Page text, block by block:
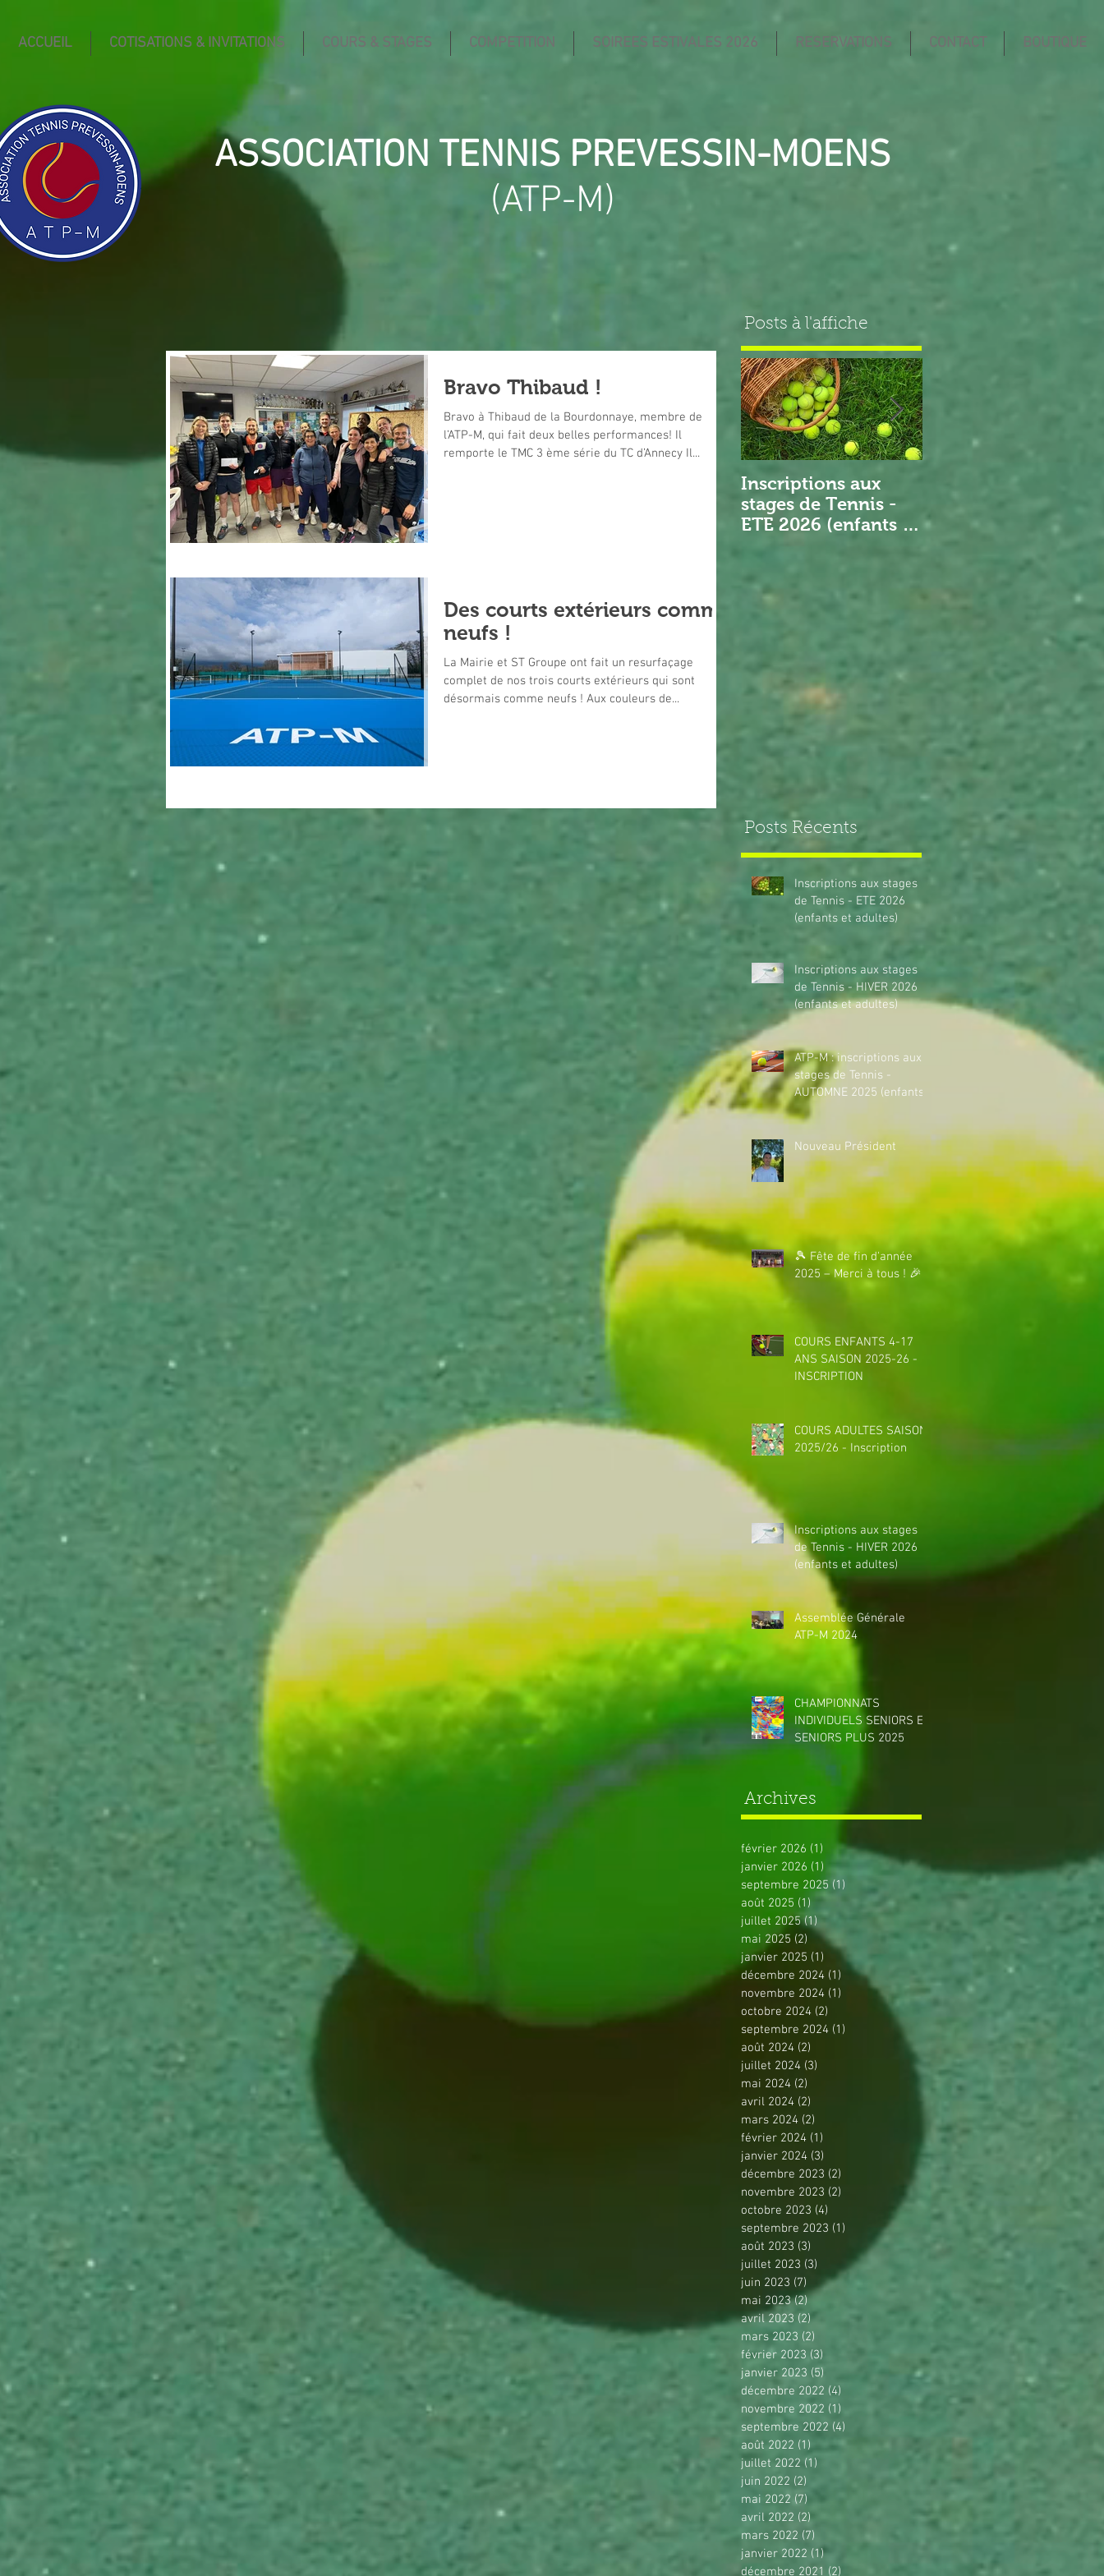
ACCUEIL COTISATIONS & INVITATIONS COURS & STAGES COMPETITION SOIREES ESTIVALES 2026 RESERVATIONS CONTACT BOUTIQUE
ASSOCIATION TENNIS PREVESSIN-MOENS
(ATP-M)
Posts à l'affiche
Bravo Thibaud !
Bravo à Thibaud de la Bourdonnaye, membre de
l’ATP-M, qui fait deux belles performances! Il
remporte le TMC 3 ème série du TC d’Annecy Il...
Des courts extérieurs comme
neufs !
La Mairie et ST Groupe ont fait un resurfaçage
complet de nos trois courts extérieurs qui sont
désormais comme neufs ! Aux couleurs de...
Inscriptions aux
stages de Tennis -
ETE 2026 (enfants et
Posts Récents
Inscriptions aux stages
de Tennis - ETE 2026
(enfants et adultes)
Inscriptions aux stages
de Tennis - HIVER 2026
(enfants et adultes)
ATP-M : inscriptions aux
stages de Tennis -
AUTOMNE 2025 (enfants)
Nouveau Président
🎾 Fête de fin d'année
2025 – Merci à tous ! 🎉
COURS ENFANTS 4-17
ANS SAISON 2025-26 -
INSCRIPTION
COURS ADULTES SAISON
2025/26 - Inscription
Inscriptions aux stages
de Tennis - HIVER 2026
(enfants et adultes)
Assemblée Générale
ATP-M 2024
CHAMPIONNATS
INDIVIDUELS SENIORS ET
SENIORS PLUS 2025
Archives
février 2026 (1) 1 post
janvier 2026 (1) 1 post
septembre 2025 (1)
août 2025 (1)
juillet 2025 (1) 1 post
mai 2025 (2) 2 posts
janvier 2025 (1) 1 post
décembre 2024 (1) 1 post
novembre 2024 (1) 1 post
octobre 2024 (2)
septembre 2024 (1)
août 2024 (2)
juillet 2024 (3)
mai 2024 (2)
avril 2024 (2)
mars 2024 (2)
février 2024 (1)
janvier 2024 (3)
décembre 2023 (2)
novembre 2023 (2)
octobre 2023 (4)
septembre 2023 (1)
août 2023 (3)
juillet 2023 (3) 3 posts
juin 2023 (7) 7 posts
mai 2023 (2)2 posts
avril 2023 (2)2 posts
mars 2023 (2)
février 2023 (3)
janvier 2023 (5)
décembre 2022 (4)
novembre 2022 (1)
septembre 2022 (4)
août 2022 (1) 1 post
juillet 2022 (1)
juin 2022 (2)
mai 2022 (7)
avril 2022 (2)2 posts
mars 2022 (7)
janvier 2022 (1)1 post
décembre 2021 (2)